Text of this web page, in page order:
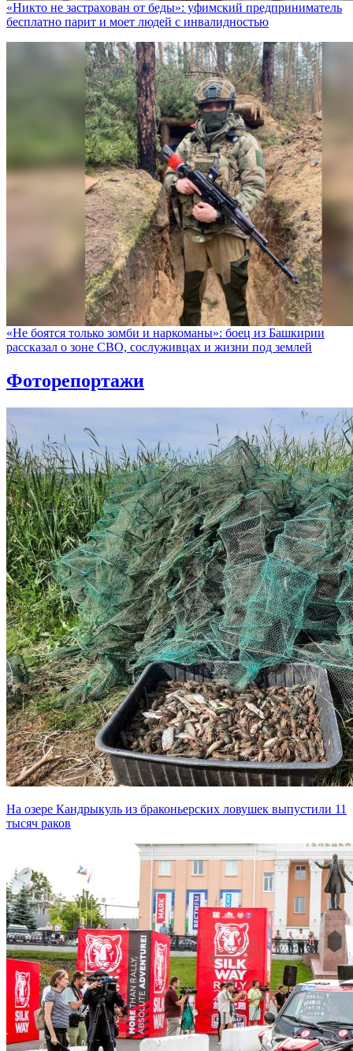
«Никто не заcтрахован от беды»: уфимский предприниматель
бесплатно парит и моет людей с инвалидностью
«Не боятся только зомби и наркоманы»: боец из Башкирии
рассказал о зоне СВО, сослуживцах и жизни под землей
Фоторепортажи
На озере Кандрыкуль из браконьерских ловушек выпустили 11
тысяч раков